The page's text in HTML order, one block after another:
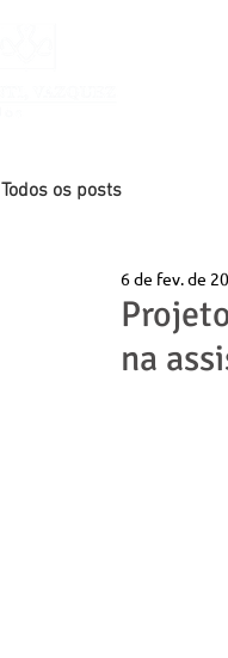
Todos os posts
na
6 de fev. de